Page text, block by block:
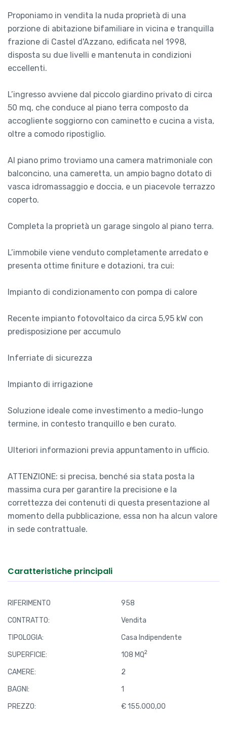
Proponiamo in vendita la nuda proprietà di una
porzione di abitazione bifamiliare in vicina e tranquilla
frazione di Castel d'Azzano, edificata nel 1998,
disposta su due livelli e mantenuta in condizioni
eccellenti.
L’ingresso avviene dal piccolo giardino privato di circa
50 mq, che conduce al piano terra composto da
accogliente soggiorno con caminetto e cucina a vista,
oltre a comodo ripostiglio.
Al piano primo troviamo una camera matrimoniale con
balconcino, una cameretta, un ampio bagno dotato di
vasca idromassaggio e doccia, e un piacevole terrazzo
coperto.
Completa la proprietà un garage singolo al piano terra.
L’immobile viene venduto completamente arredato e
presenta ottime finiture e dotazioni, tra cui:
Impianto di condizionamento con pompa di calore
Recente impianto fotovoltaico da circa 5,95 kW con
predisposizione per accumulo
Inferriate di sicurezza
Impianto di irrigazione
Soluzione ideale come investimento a medio-lungo
termine, in contesto tranquillo e ben curato.
Ulteriori informazioni previa appuntamento in ufficio.
ATTENZIONE: si precisa, benché sia stata posta la
massima cura per garantire la precisione e la
correttezza dei contenuti di questa presentazione al
momento della pubblicazione, essa non ha alcun valore
in sede contrattuale.
Caratteristiche principali
RIFERIMENTO
958
CONTRATTO:
Vendita
TIPOLOGIA:
Casa Indipendente
SUPERFICIE:
108 MQ2
CAMERE:
2
BAGNI:
1
PREZZO:
€ 155.000,00